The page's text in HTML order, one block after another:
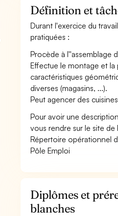
Définition et
Durant l'exercice du
pratiquées :
Procède à l''assemblage
Effectue le montage et
caractéristiques
diverses (magasins, ...).
Peut agencer des
Pour avoir une
vous rendre sur le site
Répertoire opérationnel
Pôle Emploi
Diplômes et
blanches